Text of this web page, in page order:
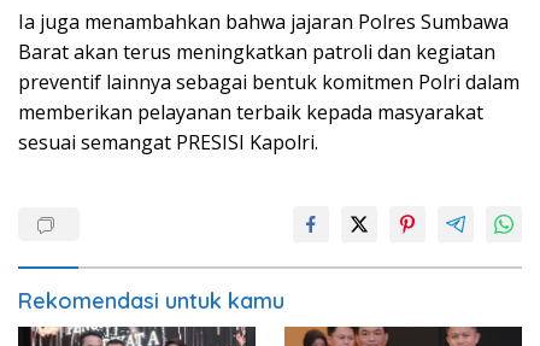
Ia juga menambahkan bahwa jajaran Polres Sumbawa
Barat akan terus meningkatkan patroli dan kegiatan
preventif lainnya sebagai bentuk komitmen Polri dalam
memberikan pelayanan terbaik kepada masyarakat
sesuai semangat PRESISI Kapolri.
Rekomendasi untuk kamu